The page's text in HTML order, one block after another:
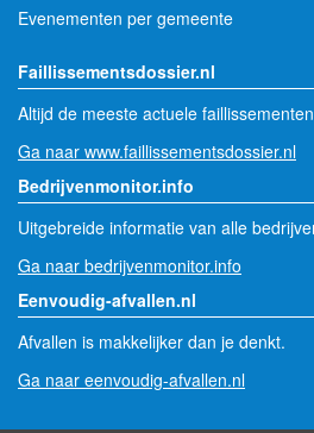
Evenementen per gemeente
Faillissementsdossier.nl
Altijd de meeste actuele
Ga naar www.faillissementsdossier.nl
Bedrijvenmonitor.info
Uitgebreide informatie van alle
Ga naar bedrijvenmonitor.info
Eenvoudig-afvallen.nl
Afvallen is makkelijker dan je denkt.
Ga naar eenvoudig-afvallen.nl